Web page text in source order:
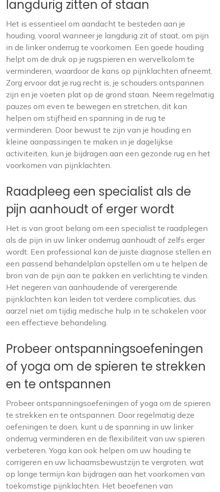
langdurig zitten of staan
Het is essentieel om aandacht te besteden aan je
houding, vooral wanneer je langdurig zit of staat, om pijn
in de linker onderrug te voorkomen. Een goede houding
helpt om de druk op je rugspieren en wervelkolom te
verminderen, waardoor de kans op pijnklachten afneemt.
Zorg ervoor dat je rug recht is, je schouders ontspannen
zijn en je voeten plat op de grond staan. Neem regelmatig
pauzes om even te bewegen en stretchen, dit kan
helpen om stijfheid en spanning in de rug te
verminderen. Door bewust te zijn van je houding en
kleine aanpassingen te maken in je dagelijkse
activiteiten, kun je bijdragen aan een gezonde rug en het
voorkomen van pijnklachten.
Raadpleeg een specialist als de
pijn aanhoudt of erger wordt
Het is van groot belang om een specialist te raadplegen
als de pijn in uw linker onderrug aanhoudt of zelfs erger
wordt. Een professional kan de juiste diagnose stellen en
een passend behandelplan opstellen om u te helpen de
bron van de pijn aan te pakken en verlichting te vinden.
Het negeren van aanhoudende of verergerende
pijnklachten kan leiden tot verdere complicaties, dus
aarzel niet om tijdig medische hulp in te schakelen voor
een effectieve behandeling.
Probeer ontspanningsoefeningen
of yoga om de spieren te strekken
en te ontspannen
Probeer ontspanningsoefeningen of yoga om de spieren
te strekken en te ontspannen. Door regelmatig deze
oefeningen te doen, kunt u de spanning in uw linker
onderrug verminderen en de flexibiliteit van uw spieren
verbeteren. Yoga kan ook helpen om uw houding te
corrigeren en uw lichaamsbewustzijn te vergroten, wat
op lange termijn kan bijdragen aan het voorkomen van
toekomstige pijnklachten. Het beoefenen van